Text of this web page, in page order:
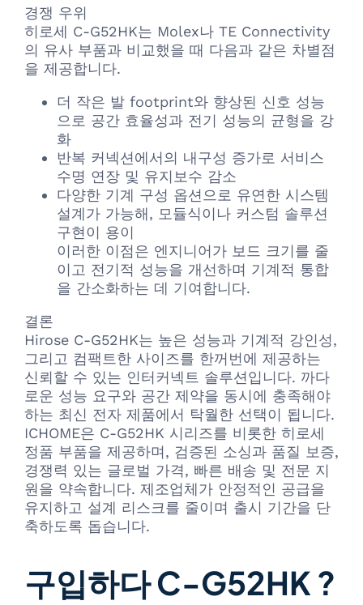
경쟁 우위
히로세 C-G52HK는 Molex나 TE Connectivity
의 유사 부품과 비교했을 때 다음과 같은 차별점
을 제공합니다.
더 작은 발 footprint와 향상된 신호 성능
으로 공간 효율성과 전기 성능의 균형을 강
화
반복 커넥션에서의 내구성 증가로 서비스
수명 연장 및 유지보수 감소
다양한 기계 구성 옵션으로 유연한 시스템
설계가 가능해, 모듈식이나 커스텀 솔루션
구현이 용이
이러한 이점은 엔지니어가 보드 크기를 줄
이고 전기적 성능을 개선하며 기계적 통합
을 간소화하는 데 기여합니다.
결론
Hirose C-G52HK는 높은 성능과 기계적 강인성,
그리고 컴팩트한 사이즈를 한꺼번에 제공하는
신뢰할 수 있는 인터커넥트 솔루션입니다. 까다
로운 성능 요구와 공간 제약을 동시에 충족해야
하는 최신 전자 제품에서 탁월한 선택이 됩니다.
ICHOME은 C-G52HK 시리즈를 비롯한 히로세
정품 부품을 제공하며, 검증된 소싱과 품질 보증,
경쟁력 있는 글로벌 가격, 빠른 배송 및 전문 지
원을 약속합니다. 제조업체가 안정적인 공급을
유지하고 설계 리스크를 줄이며 출시 기간을 단
축하도록 돕습니다.
구입하다 C-G52HK ?